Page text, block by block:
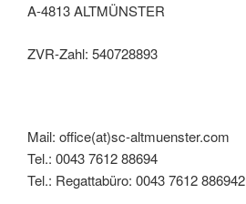
A-4813 ALTMÜNSTER
ZVR-Zahl: 540728893
Mail: office(at)sc-altmuenster.com
Tel.: 0043 7612 88694
Tel.: Regattabüro: 0043 7612 886942